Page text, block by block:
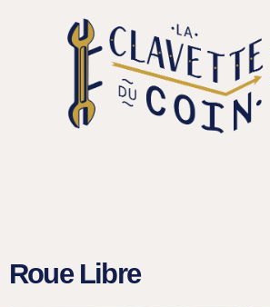
Roue Libre